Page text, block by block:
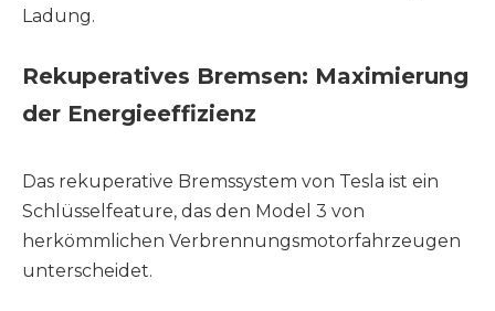
Ladung.
Rekuperatives Bremsen: Maximierung
der Energieeffizienz
Das rekuperative Bremssystem von Tesla ist ein
Schlüsselfeature, das den Model 3 von
herkömmlichen Verbrennungsmotorfahrzeugen
unterscheidet.